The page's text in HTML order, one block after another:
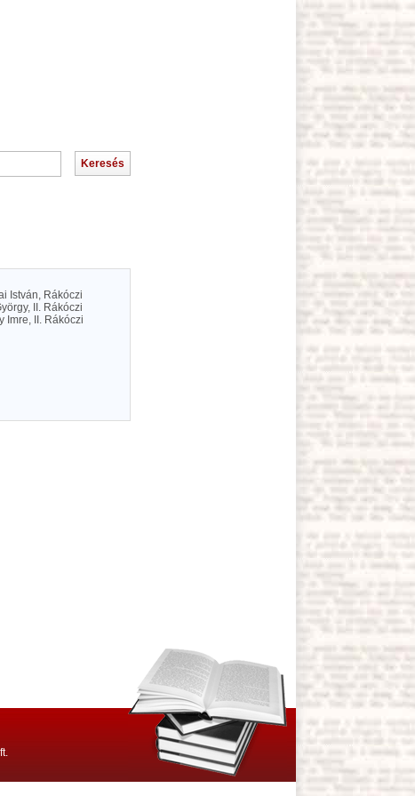
István, Rákóczi
II. Rákóczi
Imre, II. Rákóczi